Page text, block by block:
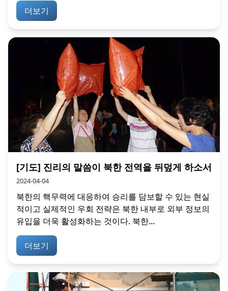
더보기
[기도] 진리의 말씀이 북한 전역을 뒤덮게 하소서
2024-04-04
북한의 핵무력에 대응하여 승리를 담보할 수 있는 현실
적이고 실제적인 우회 전략은 북한 내부로 외부 정보의
유입을 더욱 활성화하는 것이다. 북한...
더보기